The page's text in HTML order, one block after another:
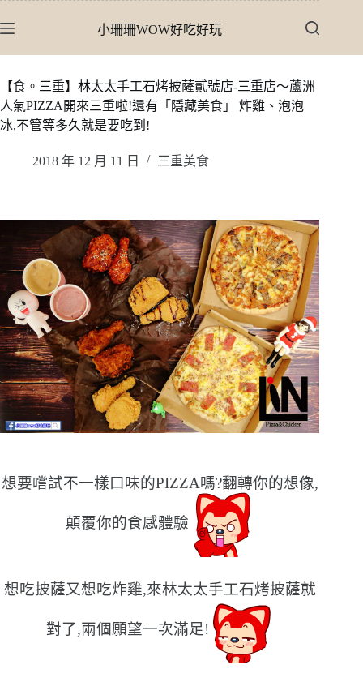
至
內
容
小珊珊WOW好吃好玩
【食。三重】林太太手工石烤披薩貳號店-三重店〜蘆洲
人氣PIZZA開來三重啦!還有「隱藏美食」 炸雞、泡泡
冰,不管等多久就是要吃到!
2018 年 12 月 11 日 三重美食
想要嚐試不一樣口味的PIZZA嗎?翻轉你的想像,
顛覆你的食感體驗
想吃披薩又想吃炸雞,來林太太手工石烤披薩就
對了,兩個願望一次滿足!